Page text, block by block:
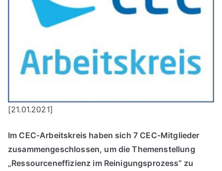
[21.01.2021]
Im CEC-Arbeitskreis haben sich 7 CEC-Mitglieder
zusammengeschlossen, um die Themenstellung
„Ressourceneffizienz im Reinigungsprozess“ zu